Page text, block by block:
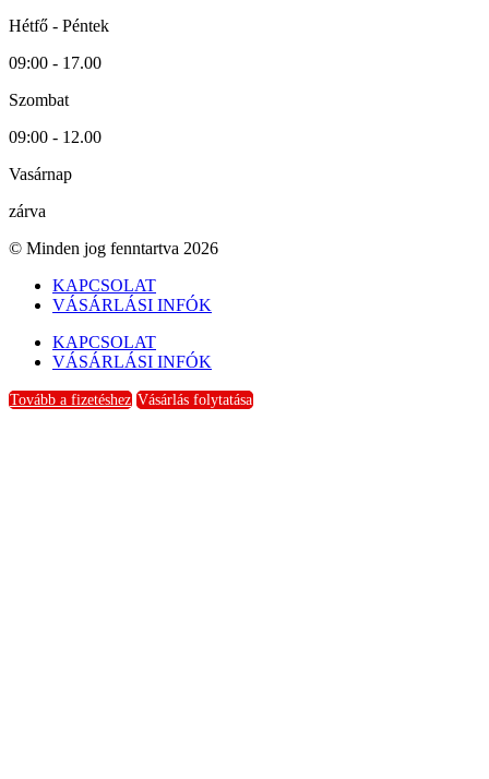
Hétfő - Péntek
09:00 - 17.00
Szombat
09:00 - 12.00
Vasárnap
zárva
© Minden jog fenntartva 2026
KAPCSOLAT
VÁSÁRLÁSI INFÓK
KAPCSOLAT
VÁSÁRLÁSI INFÓK
Tovább a fizetéshez Vásárlás folytatása